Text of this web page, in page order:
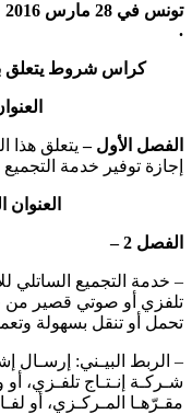
تونس في 28 مارس 2016
.
كراس شروط يتعلق
الفصل الأول –يتعلق هذا
إجازة توفير خدمة التجميع
الفصل 2 –
– خدمة التجميع
تلفزي أو صوتي قصير من
تحمل أو تنقل بسهولة
– الربط البيـني: إرسـال
شـركـة إنـتـاج تلفـزي، أو
مقـرّهـا المـركـزي، أو